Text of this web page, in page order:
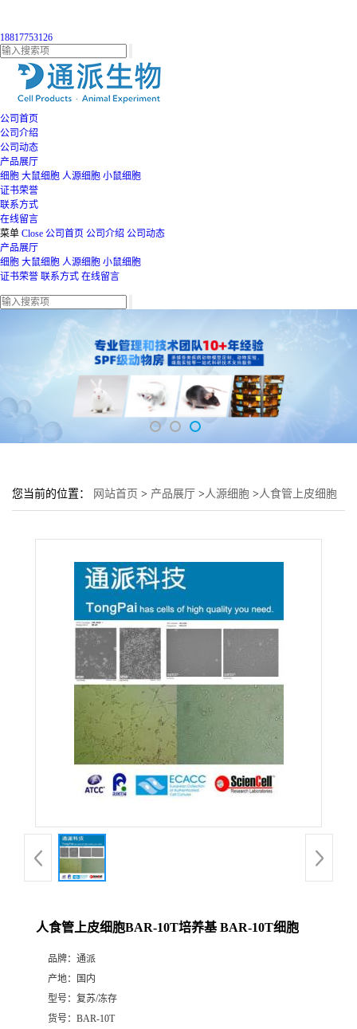
18817753126
公司首页
公司介绍
公司动态
产品展厅
细胞 大鼠细胞 人源细胞 小鼠细胞
证书荣誉
联系方式
在线留言
菜单 Close 公司首页 公司介绍 公司动态
产品展厅
细胞 大鼠细胞 人源细胞 小鼠细胞
证书荣誉 联系方式 在线留言
您当前的位置： 网站首页 > 产品展厅 >人源细胞 >人食管上皮细胞
人食管上皮细胞BAR-10T培养基 BAR-10T细胞
品牌： 通派
产地：
国内
型号： 复苏/冻存
货号： BAR-10T